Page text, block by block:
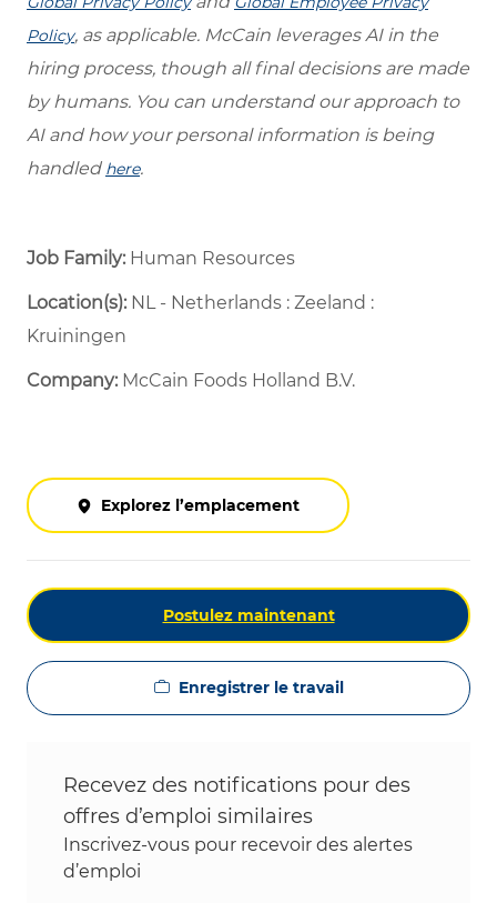
Policy, as applicable. McCain leverages AI in the
hiring process, though all final decisions are made
by humans. You can understand our approach to
AI and how your personal information is being
handled here.
Job Family: Human Resources
Location(s):NL - Netherlands : Zeeland :
Kruiningen
Company: McCain Foods Holland B.V.
Explorez l’emplacement
Postulez maintenant
Enregistrer le travail
Recevez des notifications pour des
offres d’emploi similaires
Inscrivez-vous pour recevoir des alertes
d’emploi